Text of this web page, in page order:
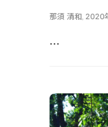
那須 清和 2020
...